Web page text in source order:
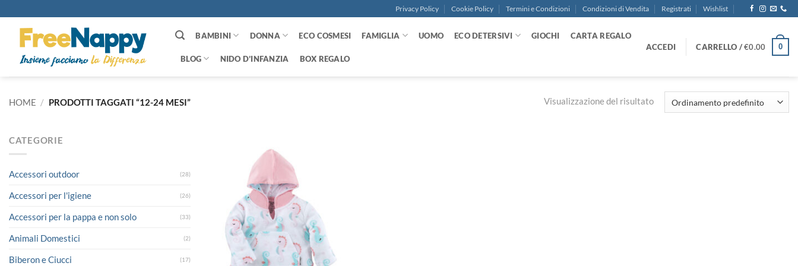
ai
contenuti
Privacy Policy Cookie Policy Termini e Condizioni Condizioni di Vendita Registrati Wishlist
BAMBINI DONNA ECO COSMESI FAMIGLIA UOMO ECO DETERSIVI GIOCHI CARTA REGALO
BLOG NIDO D’INFANZIA BOX REGALO
ACCEDI CARRELLO /€0.00 0
HOME / PRODOTTI TAGGATI “12-24 MESI” Visualizzazione del risultato
CATEGORIE
Accessori outdoor (28)
Accessori per l'igiene (26)
Accessori per la pappa e non solo (33)
Animali Domestici (2)
Biberon e Ciucci (17)